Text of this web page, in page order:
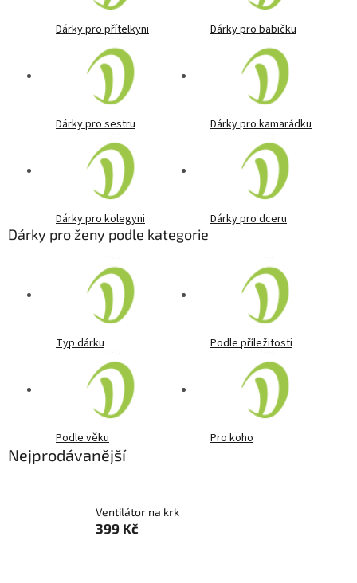
Dárky pro přítelkyni Dárky pro babičku
Dárky pro sestru Dárky pro kamarádku
Dárky pro kolegyni Dárky pro dceru
Dárky pro ženy podle kategorie
Typ dárku Podle příležitosti
Podle věku Pro koho
Nejprodávanější
Ventilátor na krk
399 Kč